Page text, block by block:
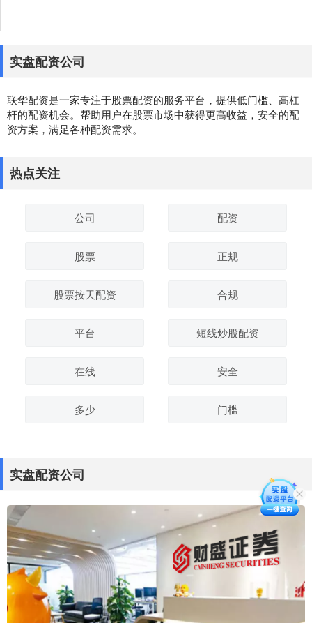
实盘配资公司
联华配资是一家专注于股票配资的服务平台，提供低门槛、高杠
杆的配资机会。帮助用户在股票市场中获得更高收益，安全的配
资方案，满足各种配资需求。
热点关注
公司 配资
股票 正规
股票按天配资 合规
平台 短线炒股配资
在线 安全
多少 门槛
实盘配资公司